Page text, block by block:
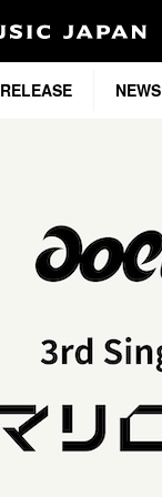
RELEASE NEWS